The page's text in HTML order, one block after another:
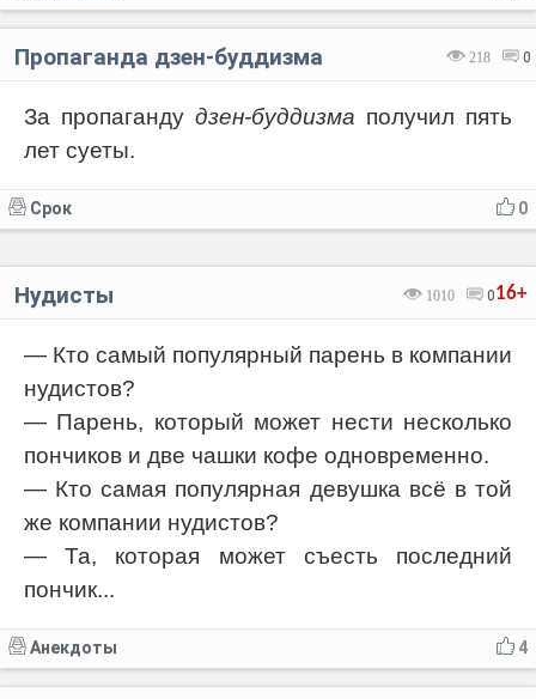
218 0
Пропаганда дзен-буддизма
За пропаганду дзен-буддизма получил пять
лет суеты.
0
Срок
16+
1010 0
Нудисты
— Кто самый популярный парень в компании
нудистов?
— Парень, который может нести несколько
пончиков и две чашки кофе одновременно.
— Кто самая популярная девушка всё в той
же компании нудистов?
— Та, которая может съесть последний
пончик...
4
Анекдоты